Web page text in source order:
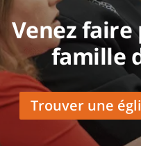
Venez
famille
Trouver une